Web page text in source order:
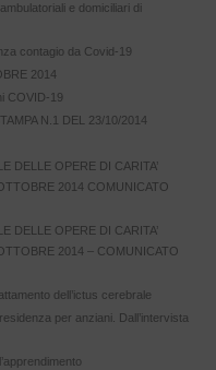
e domiciliari di
contagio da Covid-19
2014
COVID-19
N.1 DEL 23/10/2014
DELLE OPERE DI CARITA’
2014 COMUNICATO
DELLE OPERE DI CARITA’
2014 – COMUNICATO
dell’ictus cerebrale
per anziani. Dall’intervista